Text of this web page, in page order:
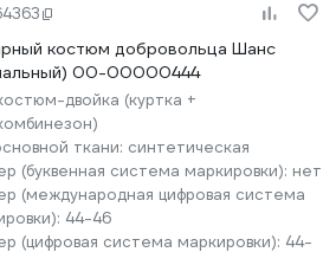
костюм добровольца Шанс
00-00000444
двойка (куртка +
ткани: синтетическая
(буквенная система маркировки): нет
(международная цифровая система
44-46
(цифровая система маркировки): 44-